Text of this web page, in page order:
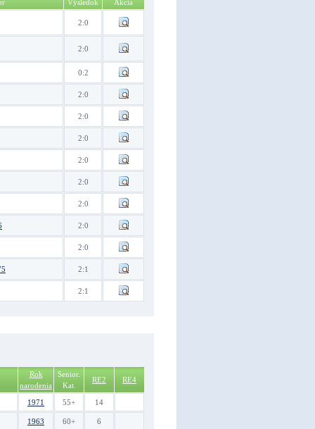
Výsledok Akcia
2:0
2:0
0:2
2:0
2:0
2:0
2:0
2:0
2:0
2:0
2:0
2:1
2:1
Rok
narodenia
Senior.
Kat.
RE2 RE4
1971 55+ 14
1963 60+ 6